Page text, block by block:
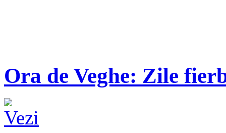
Ora de Veghe: Zile